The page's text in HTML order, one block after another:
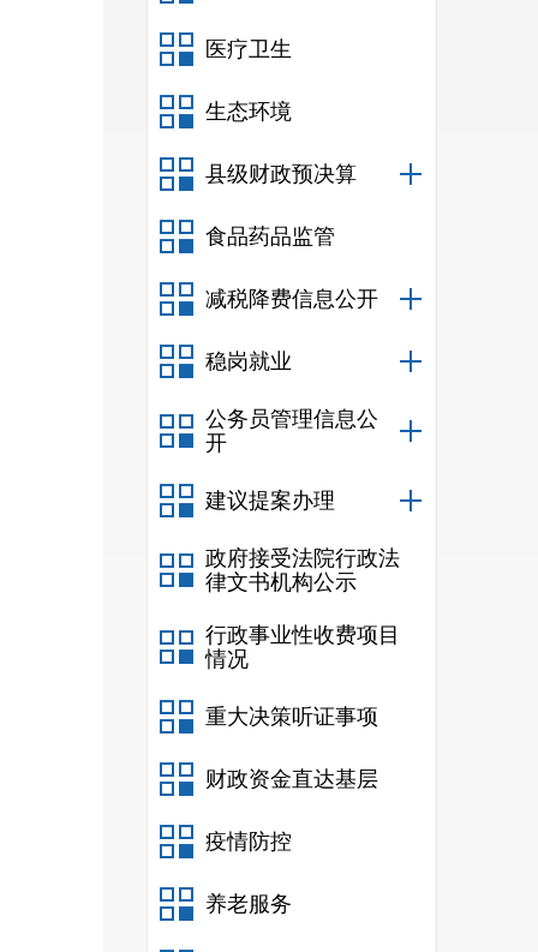
医疗卫生
生态环境
县级财政预决算
食品药品监管
减税降费信息公开
稳岗就业
公务员管理信息公
开
建议提案办理
政府接受法院行政法
律文书机构公示
行政事业性收费项目
情况
重大决策听证事项
财政资金直达基层
疫情防控
养老服务